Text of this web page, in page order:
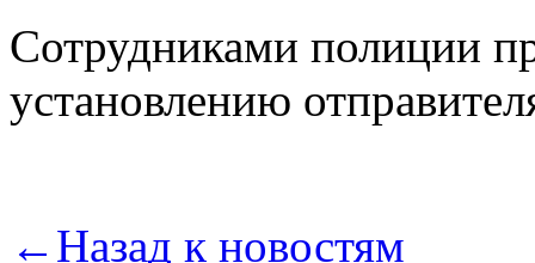
Сотрудниками полиции
установлению
← Назад к новостям